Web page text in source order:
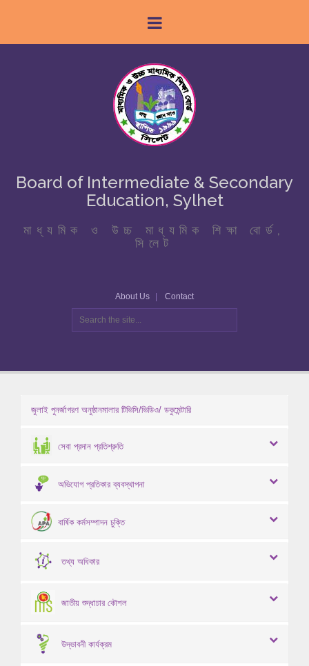
Board of Intermediate & Secondary
Education, Sylhet
মাধ্যমিক ও উচ্চ মাধ্যমিক শিক্ষা বোর্ড,
সিলেট
About Us Contact
জুলাই পুনর্জাগরণ অনুষ্ঠানমালার টিভিসি/ভিডিও/ ডকুমেন্টারি
সেবা প্রদান প্রতিশ্রুতি
অভিযোগ প্রতিকার ব্যবস্থাপনা
বার্ষিক কর্মসম্পাদন চুক্তি
তথ্য অধিকার
জাতীয় শুদ্ধাচার কৌশল
উদ্ভাবনী কার্যক্রম